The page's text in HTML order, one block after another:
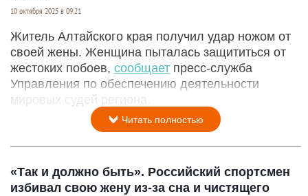
10 октября 2025 в 09:21
Житель Алтайского края получил удар ножом от
своей жены. Женщина пыталась защититься от
жестоких побоев, сообщает пресс-служба
Управления по обеспечению деятельности
мировых судей региона.
Читать полностью
«Так и должно быть». Российский спортсмен
избивал свою жену из-за сна и чистящего